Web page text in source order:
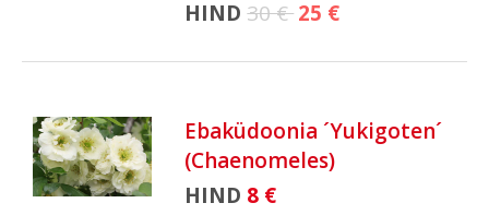
HIND 30 €25 €
Ebaküdoonia ´Yukigoten´
(Chaenomeles)
HIND 8 €